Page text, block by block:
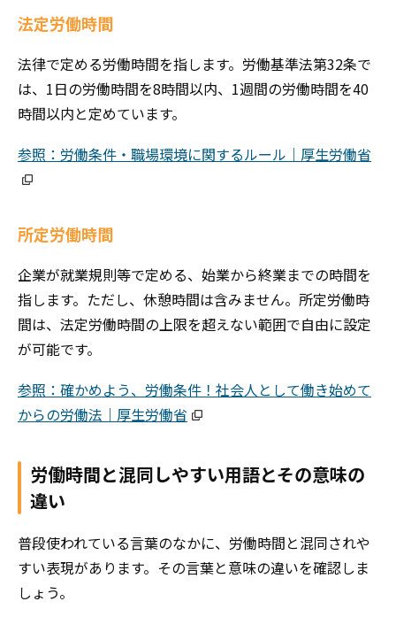
法定労働時間
法律で定める労働時間を指します。労働基準法第32条で
は、1日の労働時間を8時間以内、1週間の労働時間を40
時間以内と定めています。
参照：労働条件・職場環境に関するルール｜厚生労働省
所定労働時間
企業が就業規則等で定める、始業から終業までの時間を
指します。ただし、休憩時間は含みません。所定労働時
間は、法定労働時間の上限を超えない範囲で自由に設定
が可能です。
参照：確かめよう、労働条件！社会人として働き始めて
からの労働法｜厚生労働省
労働時間と混同しやすい用語とその意味の
違い
普段使われている言葉のなかに、労働時間と混同されや
すい表現があります。その言葉と意味の違いを確認しま
しょう。